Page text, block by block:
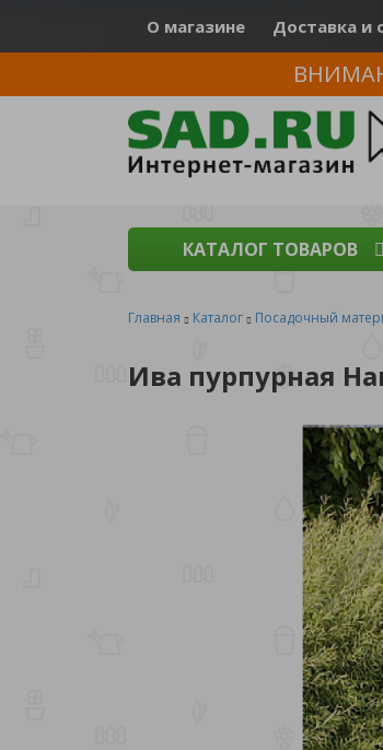
О магазине Доставка и
КАТАЛОГ ТОВАРОВ
Главная Каталог Посадочный
Ива пурпурная